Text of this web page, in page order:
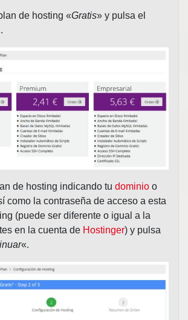
de hosting «Gratis» y pulsa el
de hosting indicando tu dominio o
como la contraseña de acceso a esta
(puede ser diferente o igual a la
en la cuenta de Hostinger) y pulsa
«.